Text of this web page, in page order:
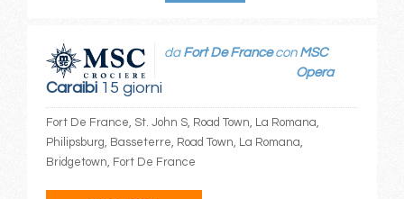
Caraibi15 giorni
da Fort De Francecon MSC
Opera
Fort De France, St. John S, Road Town, La Romana,
Philipsburg, Basseterre, Road Town, La Romana,
Bridgetown, Fort De France